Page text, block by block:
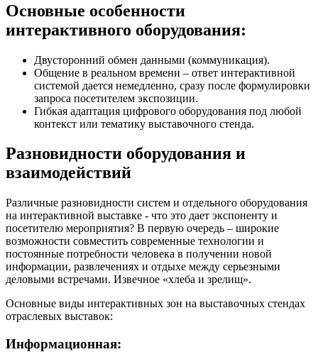
Основные особенности
интерактивного оборудования:
Двусторонний обмен данными (коммуникация).
Общение в реальном времени – ответ интерактивной
системой дается немедленно, сразу после формулировки
запроса посетителем экспозиции.
Гибкая адаптация цифрового оборудования под любой
контекст или тематику выставочного стенда.
Разновидности оборудования и
взаимодействий
Различные разновидности систем и отдельного оборудования
на интерактивной выставке - что это дает экспоненту и
посетителю мероприятия? В первую очередь – широкие
возможности совместить современные технологии и
постоянные потребности человека в получении новой
информации, развлечениях и отдыхе между серьезными
деловыми встречами. Извечное «хлеба и зрелищ».
Основные виды интерактивных зон на выставочных стендах
отраслевых выставок:
Информационная: